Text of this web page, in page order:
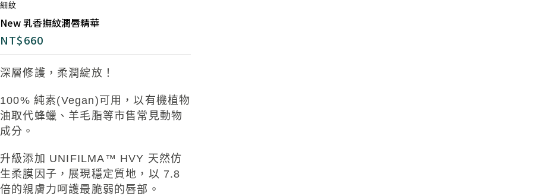
細紋
New 乳香撫紋潤唇精華
NT$660
深層修護，柔潤綻放！
100% 純素(Vegan) 可用，以 有機植物
油取代蜂蠟 、羊毛脂等市售常見動物
成分。
升級添加 UNIFILMA™ HVY 天然仿
生柔膜因子， 展現穩定質地，以 7.8
倍的親膚力呵護最脆弱 的唇部。